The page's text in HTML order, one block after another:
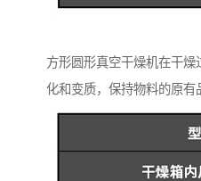
方形圆形真空干燥机在干
化和变质，保持物料的原有